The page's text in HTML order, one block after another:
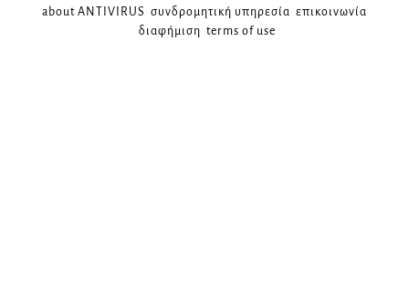
about ANTIVIRUS συνδρομητική υπηρεσία επικοινωνία
διαφήμιση terms of use